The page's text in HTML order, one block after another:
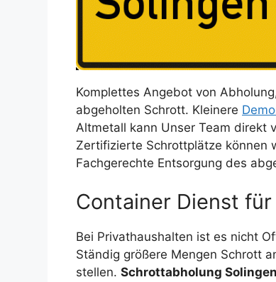
Komplettes Angebot von
abgeholten Schrott. Kleinere
Altmetall kann Unser Team direkt
Zertifizierte Schrottplätze können
Fachgerechte Entsorgung des
Container Dienst
Bei Privathaushalten ist es nicht
Ständig größere Mengen Schrott
stellen. Schrottabholung Solingen